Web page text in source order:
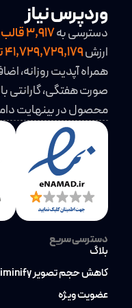
وردپرس نیاز
دسترسی به3,917قالب
ارزش41,729,729,179 تومان
همراه آپدیت روزانه،
صورت هفتگی، گارانتی
محصول در بینهایت
دسترسی سریع
بلاگ
کاهش حجم تصویر iminify
عضویت ویژه